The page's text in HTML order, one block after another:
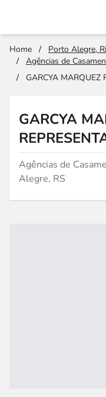
Home /
Porto Alegre,
/
Agências de
/
GARCYA MARQUEZ
GARCYA
Agências de
Alegre, RS